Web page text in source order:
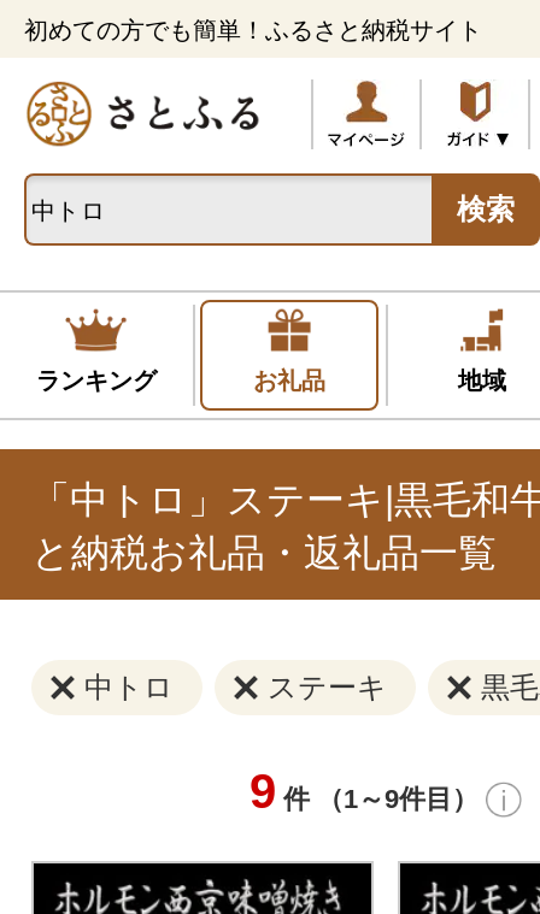
初めての方でも簡単！ふるさと納税サイト
検索
ランキング お礼品 地域
「中トロ」ステーキ|黒毛和
と納税お礼品・返礼品一覧
中トロ ステーキ 黒
9 件 （1～9件目）